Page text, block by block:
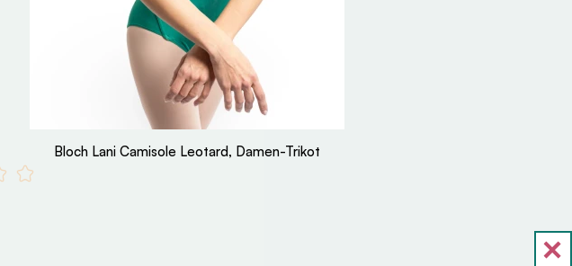
Bloch Lani Camisole Leotard, Damen-Trikot